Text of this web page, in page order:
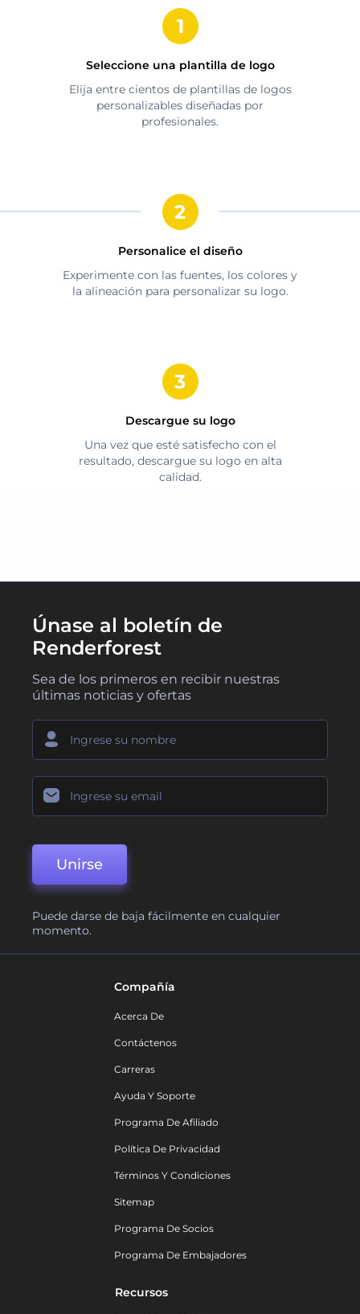
Seleccione una plantilla de logo
Elija entre cientos de plantillas de logos
personalizables diseñadas por
profesionales.
Personalice el diseño
Experimente con las fuentes, los colores y
la alineación para personalizar su logo.
Descargue su logo
Una vez que esté satisfecho con el
resultado, descargue su logo en alta
calidad.
Únase al boletín de
Renderforest
Sea de los primeros en recibir nuestras
últimas noticias y ofertas
Unirse
Puede darse de baja fácilmente en cualquier
momento.
Compañía
Acerca De
Contáctenos
Carreras
Ayuda Y Soporte
Programa De Afiliado
Política De Privacidad
Términos Y Condiciones
Sitemap
Programa De Socios
Programa De Embajadores
Recursos